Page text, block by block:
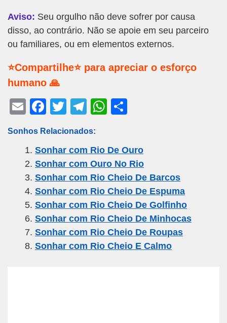
Aviso: Seu orgulho não deve sofrer por causa
disso, ao contrário. Não se apoie em seu parceiro
ou familiares, ou em elementos externos.
⭐Compartilhe⭐ para apreciar o esforço
humano 🙏
E
ail
F
c
e
b
o
o
k
T
tt
er
T
e
gr
a
m
W
s
A
p
p
e
Sonhos Relacionados:
Sonhar com Rio De Ouro
Sonhar com Ouro No Rio
Sonhar com Rio Cheio De Barcos
Sonhar com Rio Cheio De Espuma
Sonhar com Rio Cheio De Golfinho
Sonhar com Rio Cheio De Minhocas
Sonhar com Rio Cheio De Roupas
Sonhar com Rio Cheio E Calmo